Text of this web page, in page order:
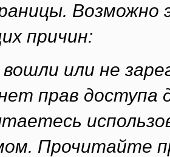
Возможно
причин:
или не
прав
Прочитайте